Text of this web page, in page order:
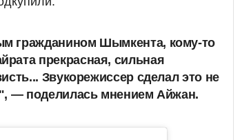
гражданином Шымкента, кому-то
прекрасная, сильная
Звукорежиссер сделал это не
— поделилась мнением Айжан.